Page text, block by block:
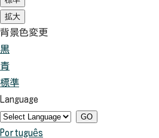
期
状
態）
拡大
期
状
背景色変更
黒
色
を
黒
色
青
景
色
を
青
標準
景
色
を
Language
GO
Português